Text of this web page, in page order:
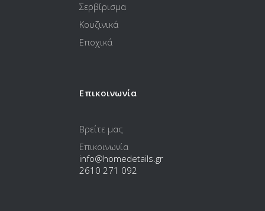
Σερβίρισμα
Κουζινικά
Εποχικά
Επικοινωνία
Βρείτε μας
Επικοινωνία
info@homedetails.gr
2610 271 092